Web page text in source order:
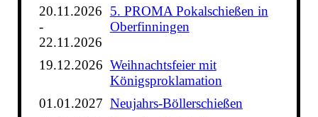
20.11.2026
-
22.11.2026
5. PROMA Pokalschießen in
Oberfinningen
19.12.2026 Weihnachtsfeier mit
Königsproklamation
01.01.2027 Neujahrs-Böllerschießen